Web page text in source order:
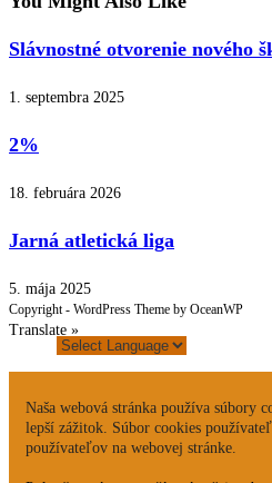
Slávnostné otvorenie nového
1. septembra 2025
2%
18. februára 2026
Jarná atletická liga
5. mája 2025
Copyright - WordPress Theme by OceanWP
Translate »
Naša webová stránka používa súbory
lepší zážitok. Súbor cookies
používateľov na webovej stránke.